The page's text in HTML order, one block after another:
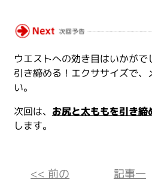
ウエストへの効き目はいかが
引き締める！エクササイズで
い。
次回は、 お尻と太ももを引き締
します。
<< 前の 記事一